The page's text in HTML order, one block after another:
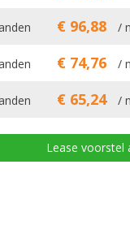
€ 96,88 /
€ 74,76 /
€ 65,24 /
Lease voorstel